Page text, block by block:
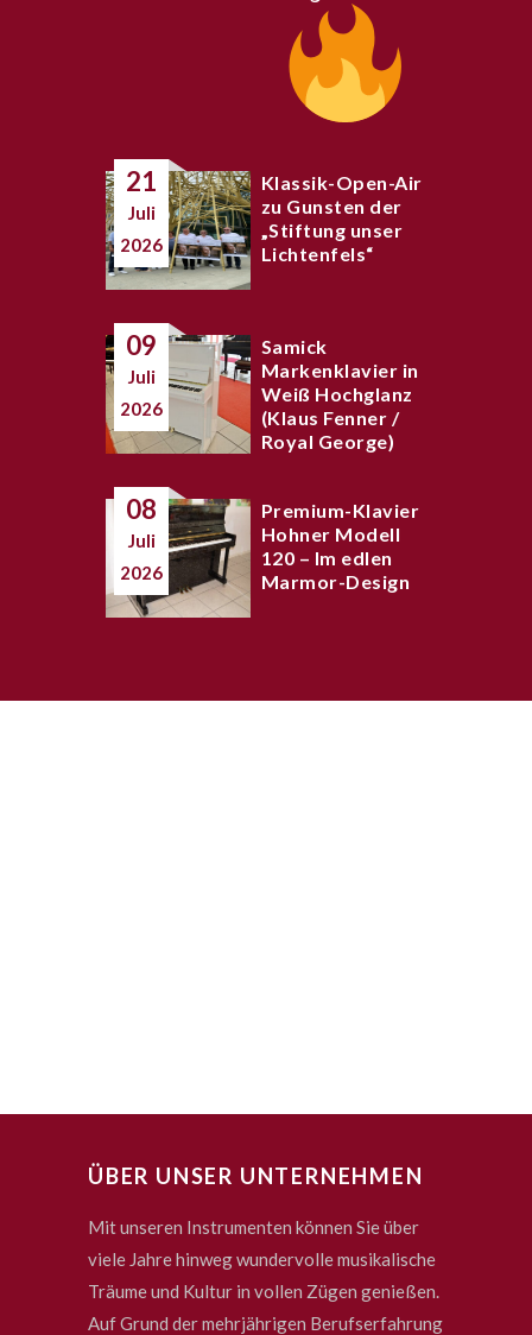
21
Juli
2026
Klassik-Open-Air
zu Gunsten der
„Stiftung unser
Lichtenfels“
09
Juli
2026
Samick
Markenklavier in
Weiß Hochglanz
(Klaus Fenner /
Royal George)
08
Juli
2026
Premium-Klavier
Hohner Modell
120 – Im edlen
Marmor-Design
ÜBER UNSER UNTERNEHMEN
Mit unseren Instrumenten können Sie über
viele Jahre hinweg wundervolle musikalische
Träume und Kultur in vollen Zügen genießen.
Auf Grund der mehrjährigen Berufserfahrung